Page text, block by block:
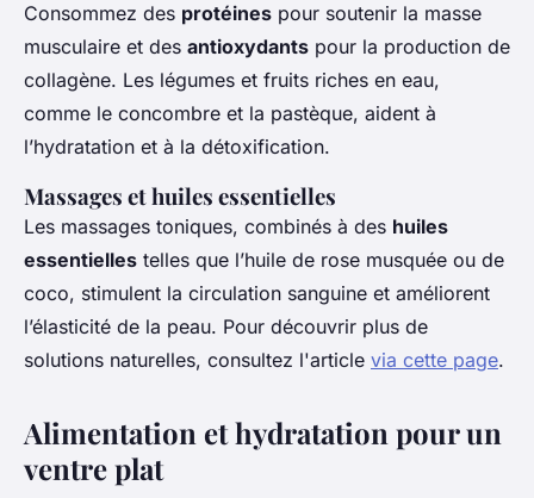
Consommez des protéines pour soutenir la masse
musculaire et des antioxydants pour la production de
collagène. Les légumes et fruits riches en eau,
comme le concombre et la pastèque, aident à
l’hydratation et à la détoxification.
Massages et huiles essentielles
Les massages toniques, combinés à des huiles
essentielles telles que l’huile de rose musquée ou de
coco, stimulent la circulation sanguine et améliorent
l’élasticité de la peau. Pour découvrir plus de
solutions naturelles, consultez l'article via cette page.
Alimentation et hydratation pour un
ventre plat